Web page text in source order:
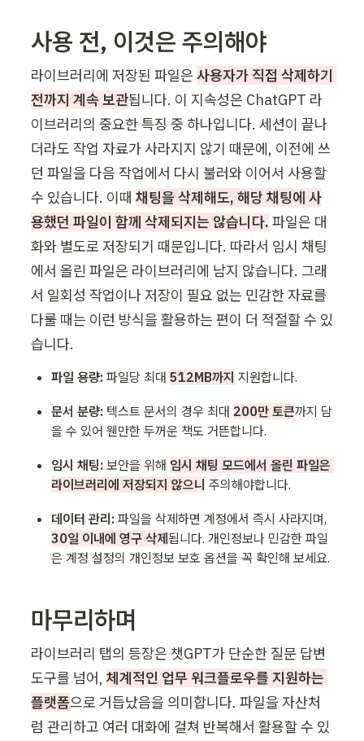
사용 전, 이것은 주의해야
라이브러리에 저장된 파일은 사용자가 직접 삭제하기
전까지 계속 보관됩니다. 이 지속성은 ChatGPT 라
이브러리의 중요한 특징 중 하나입니다. 세션이 끝나
더라도 작업 자료가 사라지지 않기 때문에, 이전에 쓰
던 파일을 다음 작업에서 다시 불러와 이어서 사용할
수 있습니다. 이때 채팅을 삭제해도, 해당 채팅에 사
용했던 파일이 함께 삭제되지는 않습니다. 파일은 대
화와 별도로 저장되기 때문입니다. 따라서 임시 채팅
에서 올린 파일은 라이브러리에 남지 않습니다. 그래
서 일회성 작업이나 저장이 필요 없는 민감한 자료를
다룰 때는 이런 방식을 활용하는 편이 더 적절할 수 있
습니다.
파일 용량: 파일당 최대 512MB까지 지원합니다.
문서 분량: 텍스트 문서의 경우 최대 200만 토큰까지 담
을 수 있어 웬만한 두꺼운 책도 거뜬합니다.
임시 채팅: 보안을 위해 임시 채팅 모드에서 올린 파일은
라이브러리에 저장되지 않으니 주의해야합니다.
데이터 관리:
30일 이내에 영구 삭제됩니다. 개인정보나 민감한 파일
은 계정 설정의 개인정보 보호 옵션을 꼭 확인해 보세요.
마무리하며
라이브러리 탭의 등장은 챗GPT가 단순한 질문 답변
도구를 넘어, 체계적인 업무 워크플로우를 지원하는
플랫폼으로 거듭났음을 의미합니다. 파일을 자산처
럼 관리하고 여러 대화에 걸쳐 반복해서 활용할 수 있